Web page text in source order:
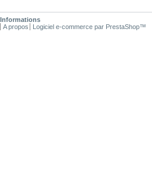
Informations
A propos
Logiciel e-commerce par PrestaShop™